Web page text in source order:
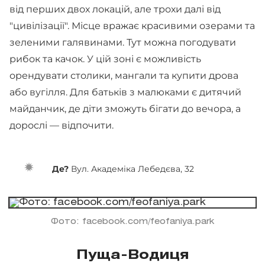
від перших двох локацій, але трохи далі від
"цивілізації". Місце вражає красивими озерами та
зеленими галявинами. Тут можна погодувати
рибок та качок. У цій зоні є можливість
орендувати столики, мангали та купити дрова
або вугілля. Для батьків з малюками є дитячий
майданчик, де діти зможуть бігати до вечора, а
дорослі — відпочити.
Де? Вул. Академіка Лебедєва, 32
Фото: facebook.com/feofaniya.park
Пуща-Водиця